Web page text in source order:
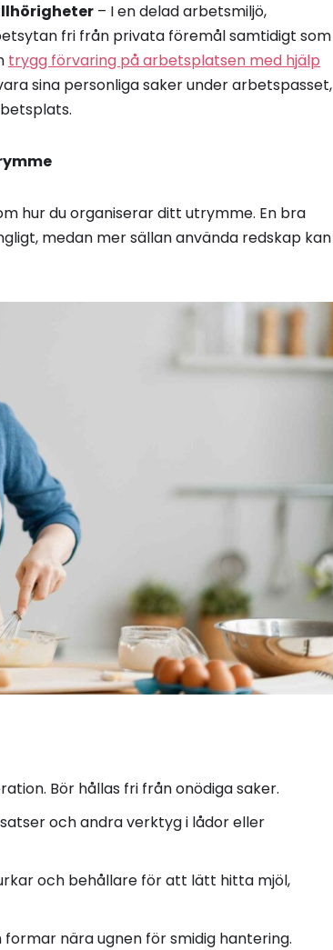
– I en delad arbetsmiljö,
fri från privata föremål samtidigt som
trygg förvaring på arbetsplatsen med hjälp
sina personliga saker under arbetspasset,
hur du organiserar ditt utrymme. En bra
medan mer sällan använda redskap kan
Bör hållas fri från onödiga saker.
och andra verktyg i lådor eller
och behållare för att lätt hitta mjöl,
nära ugnen för smidig hantering.